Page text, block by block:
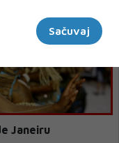
Janeiru
Sačuvaj